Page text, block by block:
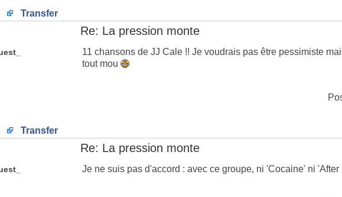
Transfer
Re: La pression monte
11 chansons de JJ Cale !! Je voudrais pas être pessimiste
tout mou
Transfer
Re: La pression monte
Je ne suis pas d'accord : avec ce groupe, ni 'Cocaine' ni